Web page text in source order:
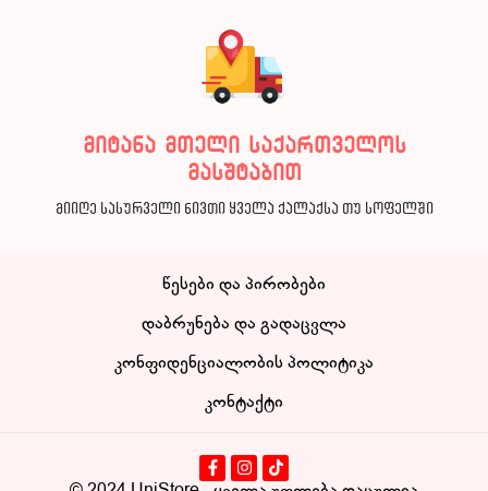
მიტანა მთელი საქართველოს
მასშტაბით
მიიღე სასურველი ნივთი ყველა ქალაქსა თუ სოფელში
წესები და პირობები
დაბრუნება და გადაცვლა
კონფიდენციალობის პოლიტიკა
კონტაქტი